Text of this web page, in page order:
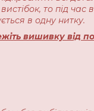
то під
в одну нитку.
вишивку від